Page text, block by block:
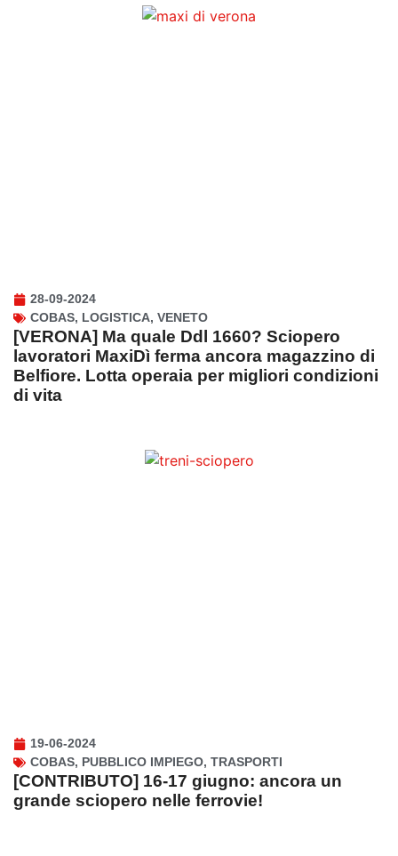
28-09-2024
COBAS, LOGISTICA, VENETO
[VERONA] Ma quale Ddl 1660? Sciopero
lavoratori MaxiDì ferma ancora magazzino di
Belfiore. Lotta operaia per migliori condizioni
di vita
19-06-2024
COBAS, PUBBLICO IMPIEGO, TRASPORTI
[CONTRIBUTO] 16-17 giugno: ancora un
grande sciopero nelle ferrovie!